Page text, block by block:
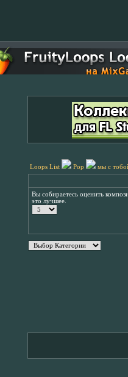
Loops List Pop мы с
Вы собираетесь оценить
это лучшее.